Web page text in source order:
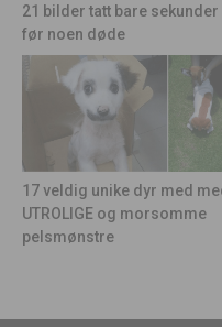
21 bilder tatt bare sekunder
før noen døde
17 veldig unike dyr med
UTROLIGE og morsomme
pelsmønstre